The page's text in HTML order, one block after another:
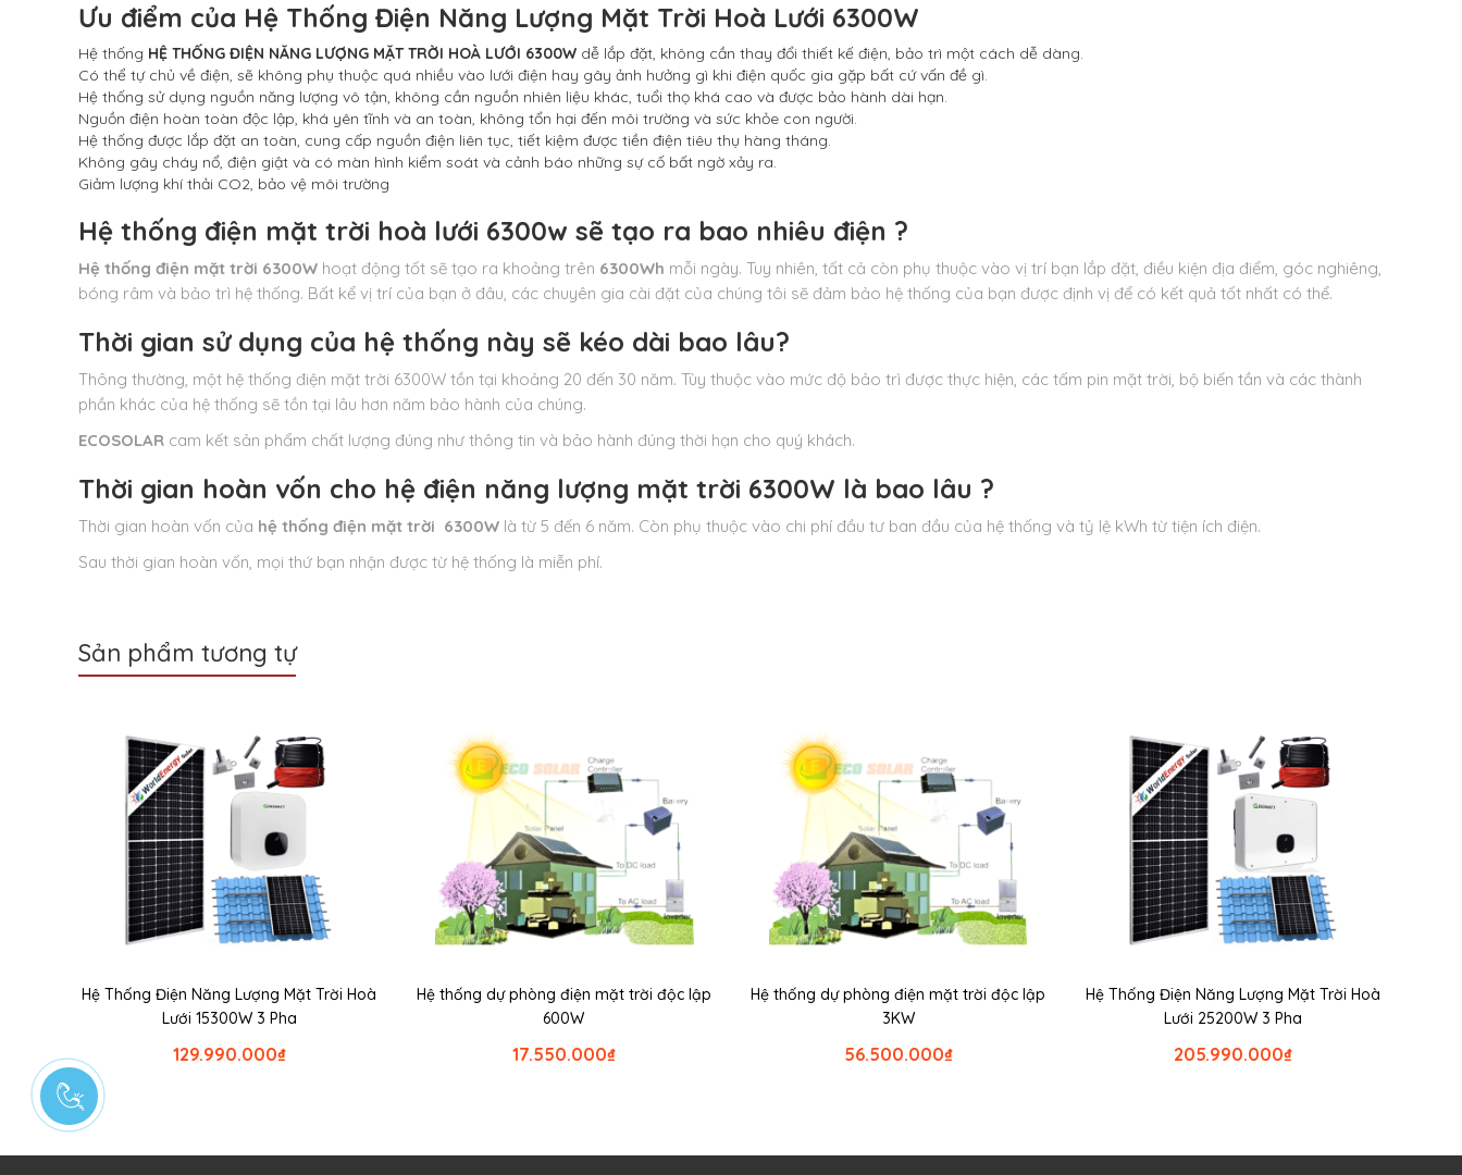
Ưu điểm của Hệ Thống Điện Năng Lượng Mặt Trời Hoà Lưới 6300W
Hệ thống HỆ THỐNG ĐIỆN NĂNG LƯỢNG MẶT TRỜI HOÀ LƯỚI 6300W dễ lắp đặt, không cần thay đổi thiết kế điện, bảo trì một cách dễ dàng.
Có thể tự chủ về điện, sẽ không phụ thuộc quá nhiều vào lưới điện hay gây ảnh hưởng gì khi điện quốc gia gặp bất cứ vấn đề gì.
Hệ thống sử dụng nguồn năng lượng vô tận, không cần nguồn nhiên liệu khác, tuổi thọ khá cao và được bảo hành dài hạn.
Nguồn điện hoàn toàn độc lập, khá yên tĩnh và an toàn, không tổn hại đến môi trường và sức khỏe con người.
Hệ thống được lắp đặt an toàn, cung cấp nguồn điện liên tục, tiết kiệm được tiền điện tiêu thụ hàng tháng.
Không gây cháy nổ, điện giật và có màn hình kiểm soát và cảnh báo những sự cố bất ngờ xảy ra.
Giảm lượng khí thải CO2, bảo vệ môi trường
Hệ thống điện mặt trời hoà lưới 6300w sẽ tạo ra bao nhiêu điện ?
Hệ thống điện mặt trời 6300W hoạt động tốt sẽ tạo ra khoảng trên 6300Wh mỗi ngày. Tuy nhiên, tất cả còn phụ thuộc vào vị trí bạn lắp đặt, điều kiện địa điểm, góc nghiêng,
bóng râm và bảo trì hệ thống. Bất kể vị trí của bạn ở đâu, các chuyên gia cài đặt của chúng tôi sẽ đảm bảo hệ thống của bạn được định vị để có kết quả tốt nhất có thể.
Thời gian sử dụng của hệ thống này sẽ kéo dài bao lâu?
Thông thường, một hệ thống điện mặt trời 6300W tồn tại khoảng 20 đến 30 năm. Tùy thuộc vào mức độ bảo trì được thực hiện, các tấm pin mặt trời, bộ biến tần và các thành
phần khác của hệ thống sẽ tồn tại lâu hơn năm bảo hành của chúng.
ECOSOLAR cam kết sản phẩm chất lượng đúng như thông tin và bảo hành đúng thời hạn cho quý khách.
Thời gian hoàn vốn cho hệ điện năng lượng mặt trời 6300W là bao lâu ?
Thời gian hoàn vốn của hệ thống điện mặt trời 6300W là từ 5 đến 6 năm. Còn phụ thuộc vào chi phí đầu tư ban đầu của hệ thống và tỷ lệ kWh từ tiện ích điện.
Sau thời gian hoàn vốn, mọi thứ bạn nhận được từ hệ thống là miễn phí.
Sản phẩm tương tự
Hệ Thống Điện Năng Lượng Mặt Trời Hoà
Lưới 15300W 3 Pha
₫
129.990.000
Hệ thống dự phòng điện mặt trời độc lập
600W
₫
17.550.000
Hệ thống dự phòng điện mặt trời độc lập
3KW
₫
56.500.000
Hệ Thống Điện Năng Lượng Mặt Trời Hoà
Lưới 25200W 3 Pha
₫
205.990.000